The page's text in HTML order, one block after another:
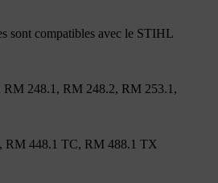
sont compatibles avec le STIHL
248.1, RM 248.2, RM 253.1,
RM 448.1 TC, RM 488.1 TX